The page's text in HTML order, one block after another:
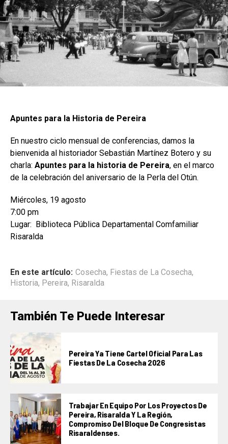
Apuntes para la Historia de Pereira
En nuestro ciclo mensual de conferencias, damos la
bienvenida al historiador Sebastián Martínez Botero y su
charla: Apuntes para la historia de Pereira, en el marco
de la celebración del aniversario de la Perla del Otún.
Miércoles, 19 agosto
7:00 pm
Lugar: Biblioteca Pública Departamental Comfamiliar
Risaralda
En este artículo: Cosecha, Fiestas de La Cosecha,
Historia, Pereira, Risaralda
También Te Puede Interesar
Pereira Ya Tiene Cartel Oficial Para Las
Fiestas De La Cosecha 2026
Trabajar En Equipo Por Los Proyectos De
Pereira, Risaralda Y La Región,
Compromiso Del Bloque De Congresistas
Risaraldenses.